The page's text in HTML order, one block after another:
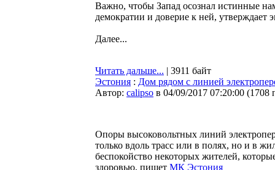
Важно, чтобы Запад осознал истинные
демократии и доверие к ней,
Далее...
Читать дальше... | 3911 байт
Эстония : Дом рядом с линией
Автор: calipso в 04/09/2017 07:20:00 (1708
Опоры высоковольтных линий
только вдоль трасс или в полях, но и в
беспокойство некоторых жителей,
здоровью, пишет МК Эстония